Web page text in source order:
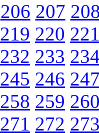
206 207
219 220
232 233
245 246
258 259
271 272